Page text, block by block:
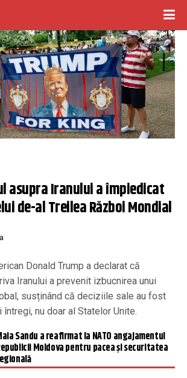
asupra Iranului a împiedicat
de-al Treilea Război Mondial
Donald Trump a declarat că
Iranului a prevenit izbucnirea unui
susținând că deciziile sale au fost
nu doar al Statelor Unite.
Sandu a reafirmat la NATO angajamentul
Moldova pentru pacea şi securitatea